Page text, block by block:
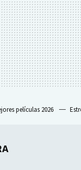
películas 2026